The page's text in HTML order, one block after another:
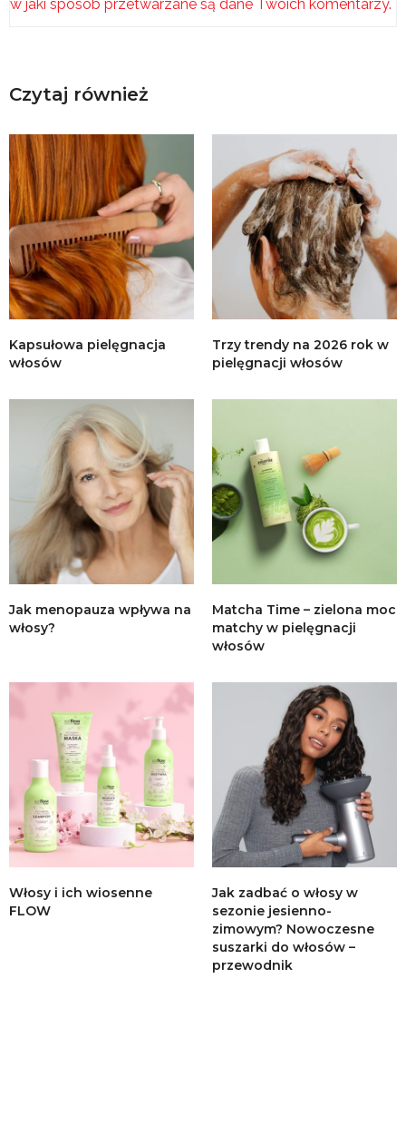
w jaki sposób przetwarzane są dane Twoich komentarzy.
Czytaj również
Kapsułowa pielęgnacja
włosów
Trzy trendy na 2026 rok w
pielęgnacji włosów
Jak menopauza wpływa na
włosy?
Matcha Time – zielona moc
matchy w pielęgnacji
włosów
Włosy i ich wiosenne
FLOW
Jak zadbać o włosy w
sezonie jesienno-
zimowym? Nowoczesne
suszarki do włosów –
przewodnik